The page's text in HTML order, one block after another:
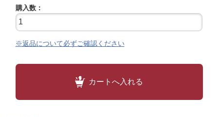
購入数：
※返品について必ずご確認ください
カートへ入れる